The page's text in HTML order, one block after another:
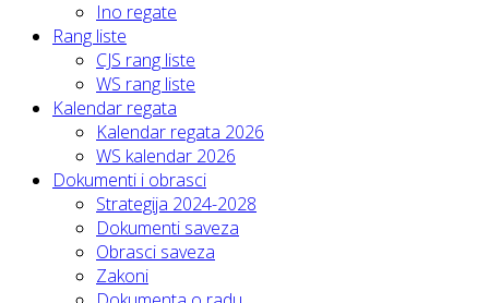
Ino regate
Rang liste
CJS rang liste
WS rang liste
Kalendar regata
Kalendar regata 2026
WS kalendar 2026
Dokumenti i obrasci
Strategija 2024-2028
Dokumenti saveza
Obrasci saveza
Zakoni